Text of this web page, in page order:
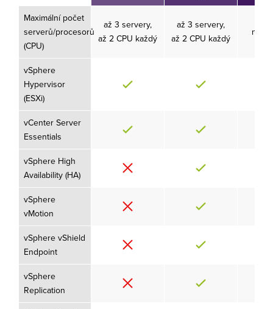
Maximální počet
serverů/procesorů
(CPU)
až 3 servery,
až 2 CPU každý
až 3 servery,
až 2 CPU každý
vSphere
Hypervisor
(ESXi)
vCenter Server
Essentials
vSphere High
Availability (HA)
vSphere
vMotion
vSphere vShield
Endpoint
vSphere
Replication